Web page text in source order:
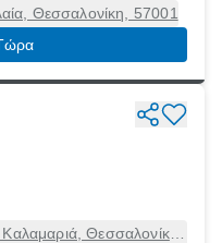
Θεσσαλονίκη, 57001
Θεσσαλονίκη,